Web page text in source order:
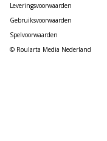
Leveringsvoorwaarden
Gebruiksvoorwaarden
Spelvoorwaarden
© Roularta Media Nederland